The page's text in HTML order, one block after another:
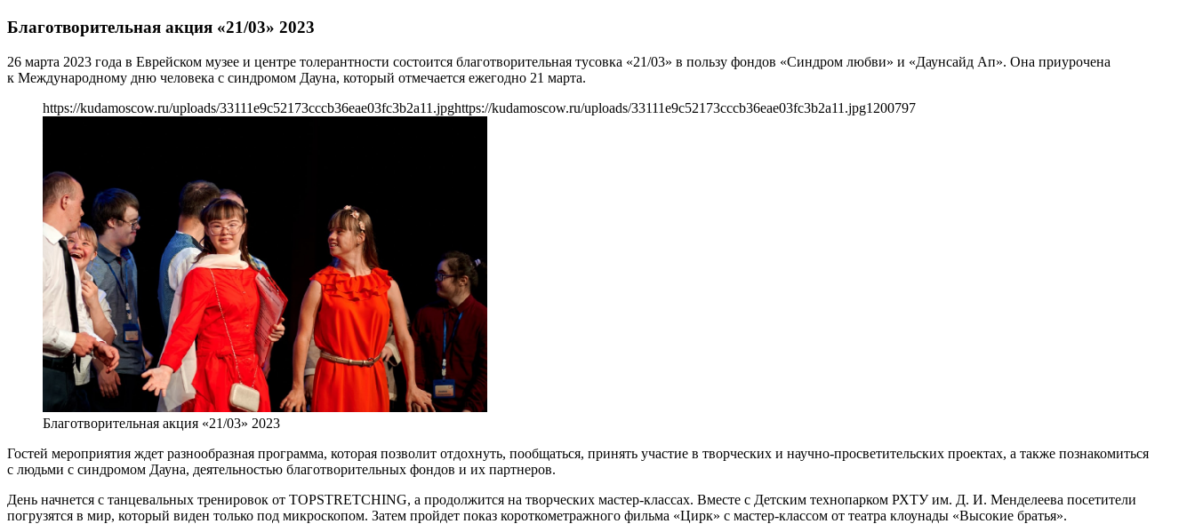
Благотворительная акция «21/03» 2023
26 марта 2023 года в Еврейском музее и центре толерантности состоится благотворительная тусовка «21/03» в пользу фондов «Синдром любви» и «Даунсайд Ап». Она приурочена
к Международному дню человека с синдромом Дауна, который отмечается ежегодно 21 марта.
https://kudamoscow.ru/uploads/33111e9c52173cccb36eae03fc3b2a11.jpghttps://kudamoscow.ru/uploads/33111e9c52173cccb36eae03fc3b2a11.jpg1200797
Благотворительная акция «21/03» 2023
Гостей мероприятия ждет разнообразная программа, которая позволит отдохнуть, пообщаться, принять участие в творческих и научно-просветительских проектах, а также познакомиться
с людьми с синдромом Дауна, деятельностью благотворительных фондов и их партнеров.
День начнется с танцевальных тренировок от TOPSTRETCHING, а продолжится на творческих мастер-классах. Вместе с Детским технопарком РХТУ им. Д. И. Менделеева посетители
погрузятся в мир, который виден только под микроскопом. Затем пройдет показ короткометражного фильма «Цирк» с мастер-классом от театра клоунады «Высокие братья».